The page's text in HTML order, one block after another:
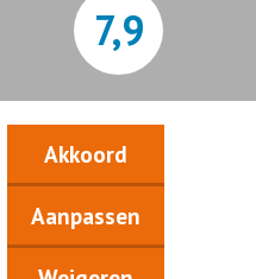
7,9
Akkoord
Aanpassen